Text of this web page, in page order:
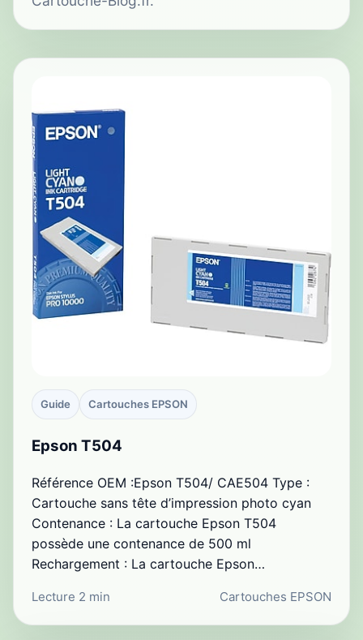
Guide Cartouches EPSON
Epson T504
Référence OEM :Epson T504/ CAE504 Type :
Cartouche sans tête d’impression photo cyan
Contenance : La cartouche Epson T504
possède une contenance de 500 ml
Rechargement : La cartouche Epson…
Lecture 2 min Cartouches EPSON